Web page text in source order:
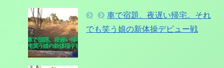
車で宿題、夜遅い帰宅。それ
でも笑う娘の新体操デビュー戦